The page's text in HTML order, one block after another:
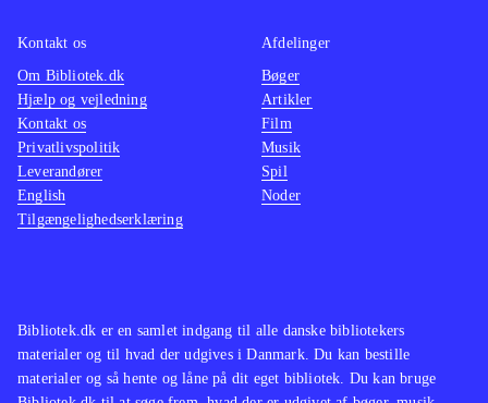
Bibliotek.dk er en samlet indgang til alle danske bibliotekers
materialer og til hvad der udgives i Danmark. Du kan bestille
materialer og så hente og låne på dit eget bibliotek. Du kan bruge
Kontakt os
Om Bibliotek.dk
Hjælp og vejledning
Kontakt os
Privatlivspolitik
Leverandører
English
Tilgængelighedserklæring
Afdelinger
Bøger
Artikler
Film
Musik
Spil
Noder